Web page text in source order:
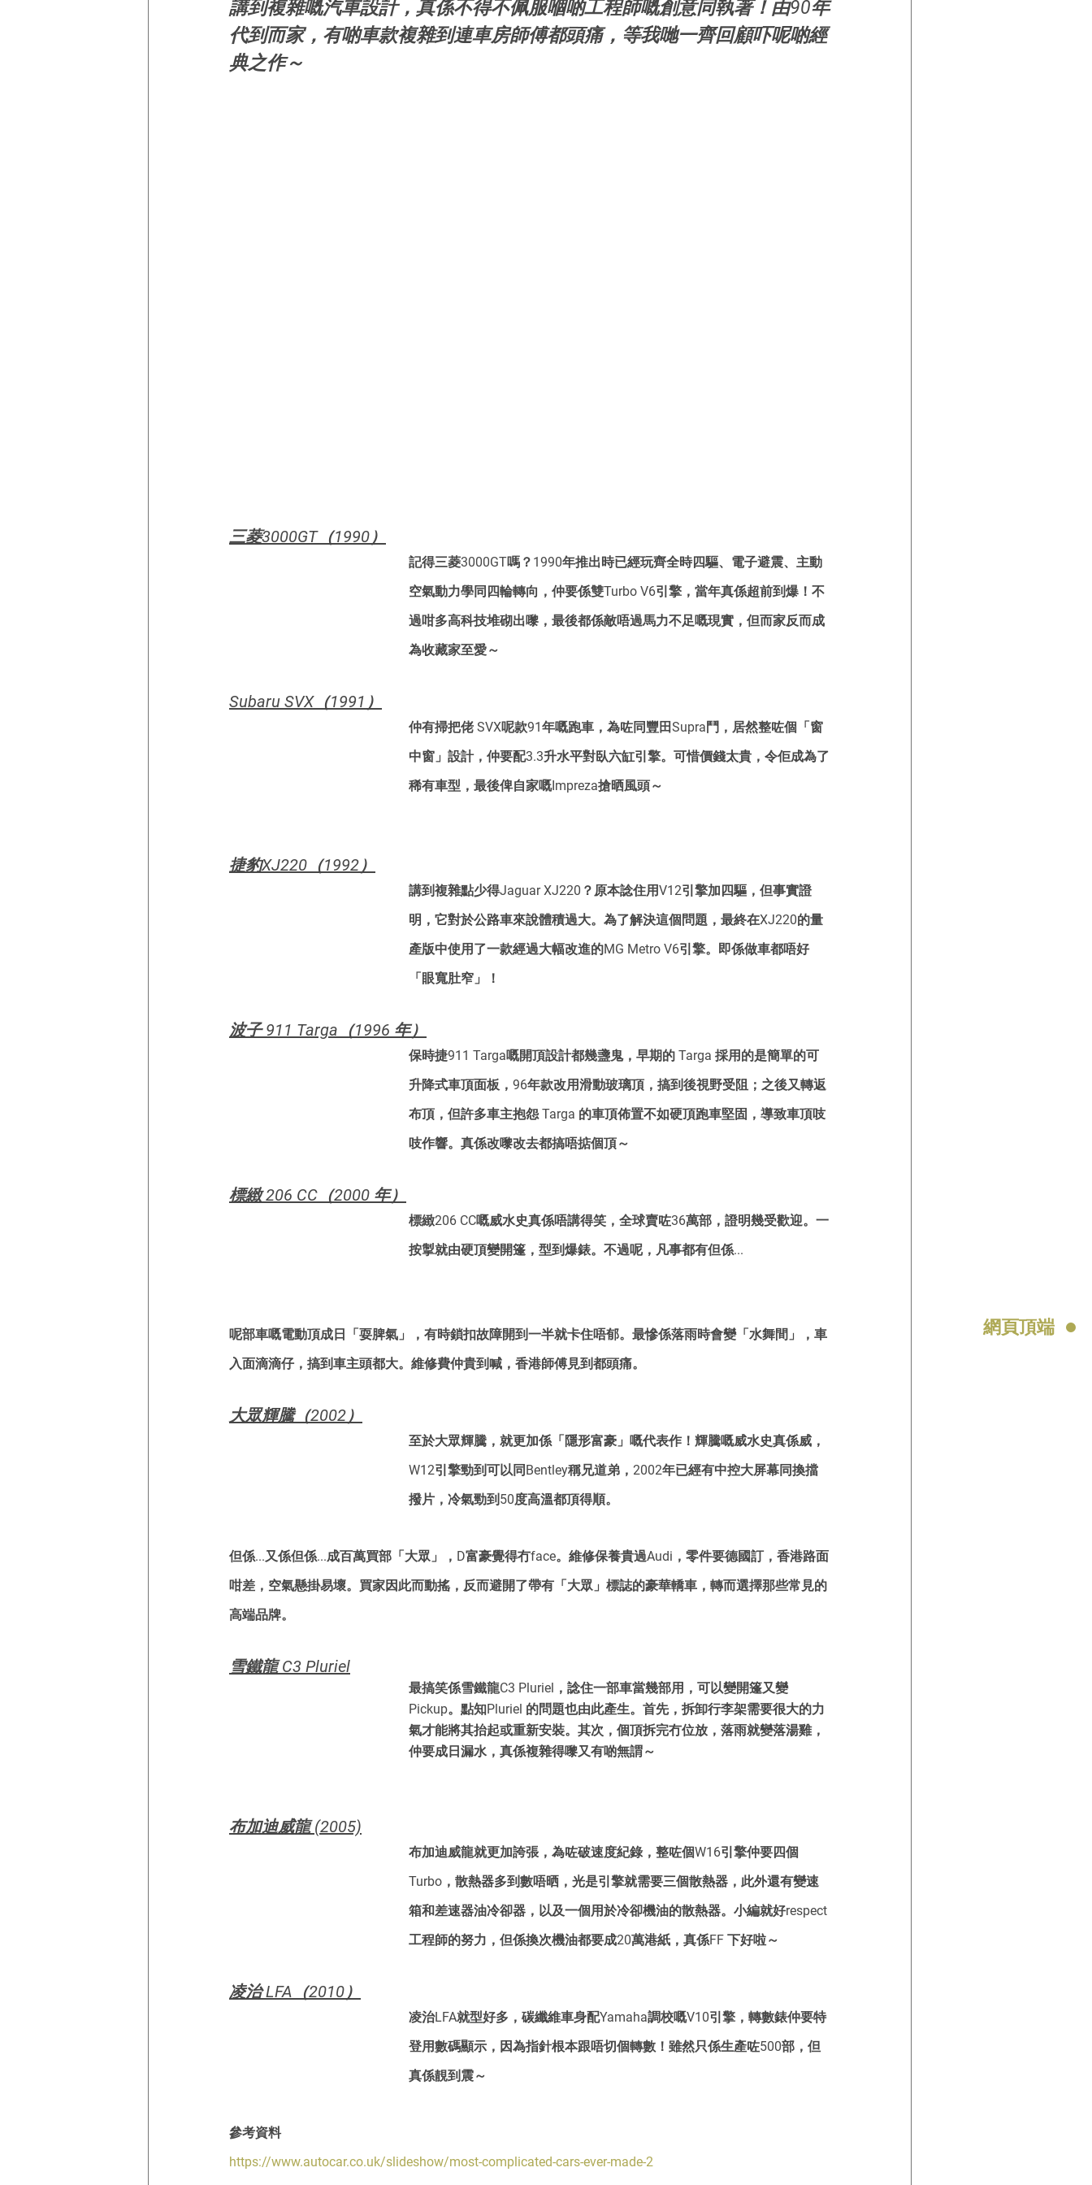
網頁頂端
講到複雜嘅汽車設計，真係不得不佩服嗰啲工程師嘅創意同執著！由90年
代到而家，有啲車款複雜到連車房師傅都頭痛，等我哋一齊回顧吓呢啲經
典之作～
三菱3000GT（1990）
記得三菱3000GT嗎？1990年推出時已經玩齊全時四驅、電子避震、主動
空氣動力學同四輪轉向，仲要係雙Turbo V6引擎，當年真係超前到爆！不
過咁多高科技堆砌出嚟，最後都係敵唔過馬力不足嘅現實，但而家反而成
為收藏家至愛～
Subaru SVX（1991）
仲有掃把佬 SVX呢款91年嘅跑車，為咗同豐田Supra鬥，居然整咗個「窗
中窗」設計，仲要配3.3升水平對臥六缸引擎。可惜價錢太貴，令佢成為了
稀有車型，最後俾自家嘅Impreza搶晒風頭～
捷豹XJ220（1992）
講到複雜點少得Jaguar XJ220？原本諗住用V12引擎加四驅，但事實證
明，它對於公路車來說體積過大。為了解決這個問題，最終在XJ220的量
產版中使用了一款經過大幅改進的MG Metro V6引擎。即係做車都唔好
「眼寬肚窄」！
波子 911 Targa（1996 年）
保時捷911 Targa嘅開頂設計都幾盞鬼，早期的 Targa 採用的是簡單的可
升降式車頂面板，96年款改用滑動玻璃頂，搞到後視野受阻；之後又轉返
布頂，但許多車主抱怨 Targa 的車頂佈置不如硬頂跑車堅固，導致車頂吱
吱作響。真係改嚟改去都搞唔掂個頂～
標緻 206 CC（2000 年）
標緻206 CC嘅威水史真係唔講得笑，全球賣咗36萬部，證明幾受歡迎。一
按掣就由硬頂變開篷，型到爆錶。不過呢，凡事都有但係...
呢部車嘅電動頂成日「耍脾氣」，有時鎖扣故障開到一半就卡住唔郁。最慘係落雨時會變「水舞間」，車
入面滴滴仔，搞到車主頭都大。維修費仲貴到喊，香港師傅見到都頭痛。
大眾輝騰（2002）
至於大眾輝騰，就更加係「隱形富豪」嘅代表作！輝騰嘅威水史真係威，
W12引擎勁到可以同Bentley稱兄道弟，2002年已經有中控大屏幕同換擋
撥片，冷氣勁到50度高溫都頂得順。
但係...又係但係...成百萬買部「大眾」，D富豪覺得冇face。維修保養貴過Audi，零件要德國訂，香港路面
咁差，空氣懸掛易壞。買家因此而動搖，反而避開了帶有「大眾」標誌的豪華轎車，轉而選擇那些常見的
高端品牌。
雪鐵龍 C3 Pluriel
最搞笑係雪鐵龍C3 Pluriel，諗住一部車當幾部用，可以變開篷又變
Pickup。點知Pluriel 的問題也由此產生。首先，拆卸行李架需要很大的力
氣才能將其抬起或重新安裝。其次，個頂拆完冇位放，落雨就變落湯雞，
仲要成日漏水，真係複雜得嚟又有啲無謂～
布加迪威龍 (2005)
布加迪威龍就更加誇張，為咗破速度紀錄，整咗個W16引擎仲要四個
Turbo，散熱器多到數唔晒，光是引擎就需要三個散熱器，此外還有變速
箱和差速器油冷卻器，以及一個用於冷卻機油的散熱器。小編就好respect
工程師的努力，但係換次機油都要成20萬港紙，真係FF 下好啦～
凌治 LFA（2010）
凌治LFA就型好多，碳纖維車身配Yamaha調校嘅V10引擎，轉數錶仲要特
登用數碼顯示，因為指針根本跟唔切個轉數！雖然只係生產咗500部，但
真係靚到震～
參考資料
https://www.autocar.co.uk/slideshow/most-complicated-cars-ever-made-2